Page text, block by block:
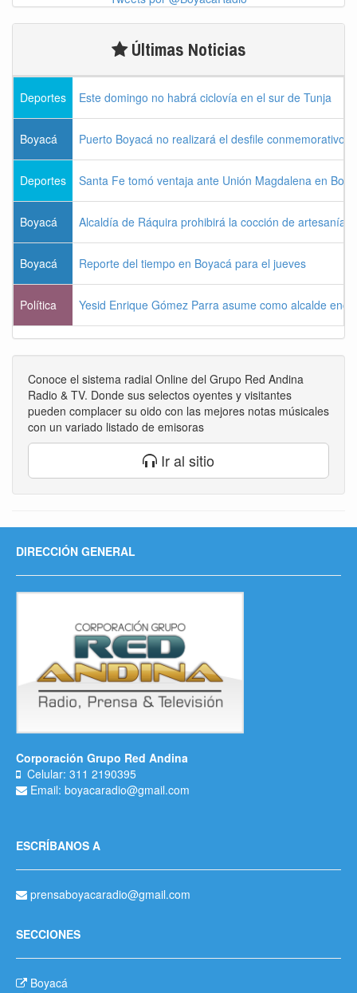
Últimas Noticias
Deportes Este domingo no habrá ciclovía en el sur de Tunja
Boyacá Puerto Boyacá no realizará el desfile conmemorativo
Deportes Santa Fe tomó ventaja ante Unión Magdalena en
Boyacá Alcaldía de Ráquira prohibirá la cocción de
Boyacá Reporte del tiempo en Boyacá para el jueves
Política Yesid Enrique Gómez Parra asume como alcalde
Conoce el sistema radial Online del Grupo Red Andina
Radio & TV. Donde sus selectos oyentes y visitantes
pueden complacer su oido con las mejores notas músicales
con un variado listado de emisoras
Ir al sitio
DIRECCIÓN GENERAL
Corporación Grupo Red Andina
Celular: 311 2190395
Email: boyacaradio@gmail.com
ESCRÍBANOS A
prensaboyacaradio@gmail.com
SECCIONES
Boyacá